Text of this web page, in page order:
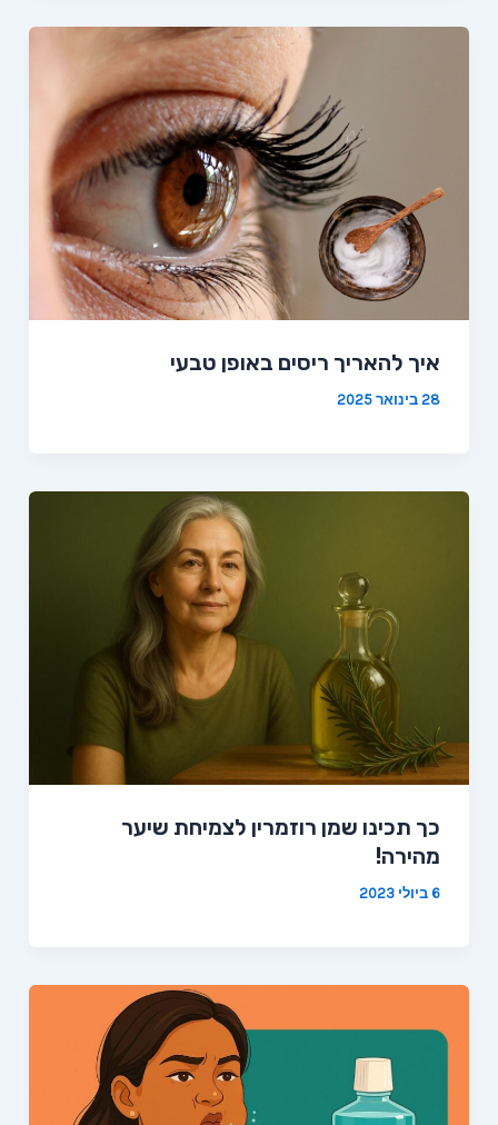
איך להאריך ריסים באופן טבעי
28 בינואר 2025
כך תכינו שמן רוזמרין לצמיחת שיער
מהירה!
6 ביולי 2023